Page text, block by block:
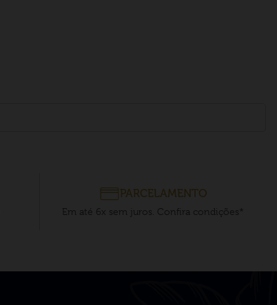
PARCELAMENTO
Em até 6x sem juros. Confira condições*